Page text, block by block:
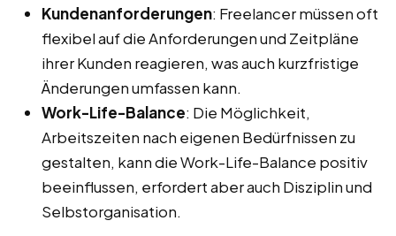
Kundenanforderungen: Freelancer müssen oft
flexibel auf die Anforderungen und Zeitpläne
ihrer Kunden reagieren, was auch kurzfristige
Änderungen umfassen kann.
Work-Life-Balance: Die Möglichkeit,
Arbeitszeiten nach eigenen Bedürfnissen zu
gestalten, kann die Work-Life-Balance positiv
beeinflussen, erfordert aber auch Disziplin und
Selbstorganisation.